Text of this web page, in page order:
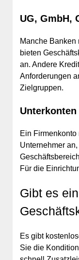
UG, GmbH,
Manche Banken
bieten
an. Andere
Anforderungen
Zielgruppen.
Unterkonten
Ein
Unternehmer
Für die
Gibt es
Es gibt
Sie die